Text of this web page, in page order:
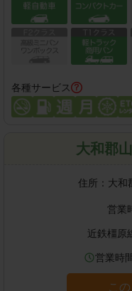
各種サービス
大和郡
住所： 大和
営業
近鉄橿原
営業時
こ